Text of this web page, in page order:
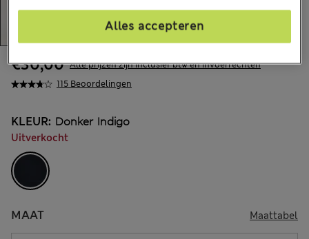
115 Beoordelingen
€30,00 Alle prijzen zijn inclusief btw en invoerrechten
KLEUR: Donker Indigo
Uitverkocht
MAAT Maattabel
Alles accepteren